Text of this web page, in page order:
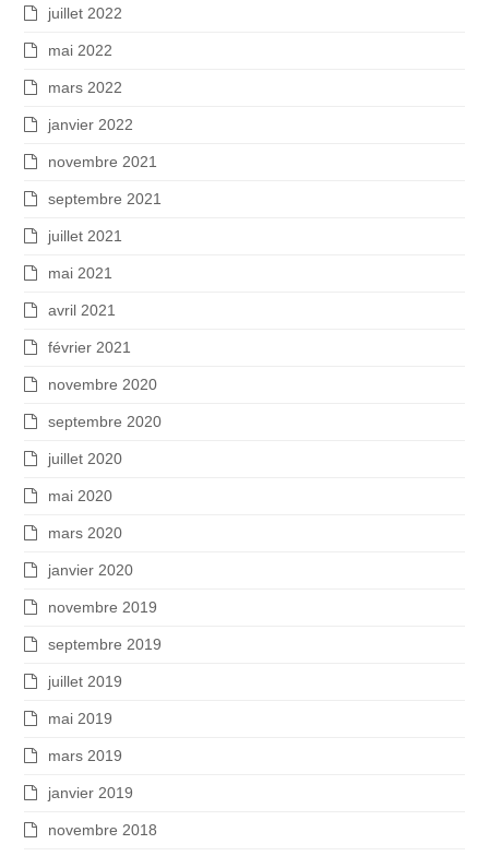
juillet 2022
mai 2022
mars 2022
janvier 2022
novembre 2021
septembre 2021
juillet 2021
mai 2021
avril 2021
février 2021
novembre 2020
septembre 2020
juillet 2020
mai 2020
mars 2020
janvier 2020
novembre 2019
septembre 2019
juillet 2019
mai 2019
mars 2019
janvier 2019
novembre 2018